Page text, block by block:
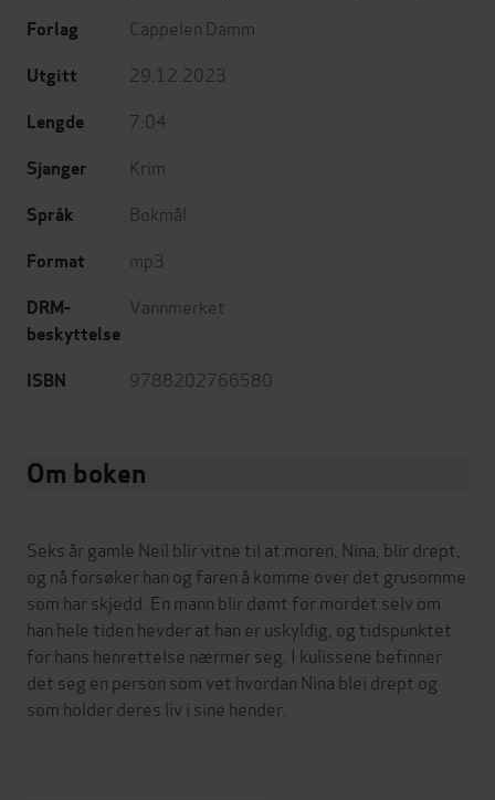
Forlag Cappelen Damm
Utgitt 29.12.2023
Lengde 7:04
Sjanger Krim
Språk Bokmål
Format mp3
DRM-
beskyttelse
Vannmerket
ISBN 9788202766580
Om boken
Seks år gamle Neil blir vitne til at moren, Nina, blir drept,
og nå forsøker han og faren å komme over det grusomme
som har skjedd. En mann blir dømt for mordet selv om
han hele tiden hevder at han er uskyldig, og tidspunktet
for hans henrettelse nærmer seg. I kulissene befinner
det seg en person som vet hvordan Nina blei drept og
som holder deres liv i sine hender.